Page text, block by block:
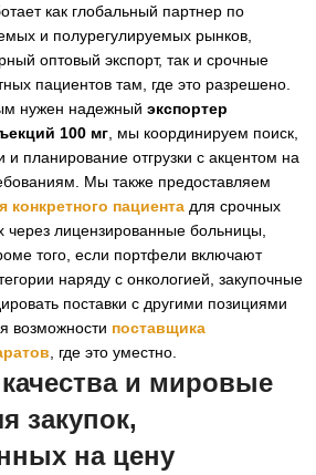
как глобальный партнер по
и полурегулируемых рынков,
оптовый экспорт, так и срочные
пациентов там, где это разрешено.
нужен надежный экспортер
100 мг , мы координируем поиск,
и планирование отгрузки с акцентом на
Мы также предоставляем
конкретного пациента для срочных
лицензированные больницы,
того, если портфели включают
наряду с онкологией, закупочные
поставки с другими позициями
возможности поставщика
, где это уместно.
и мировые
закупок,
на цену